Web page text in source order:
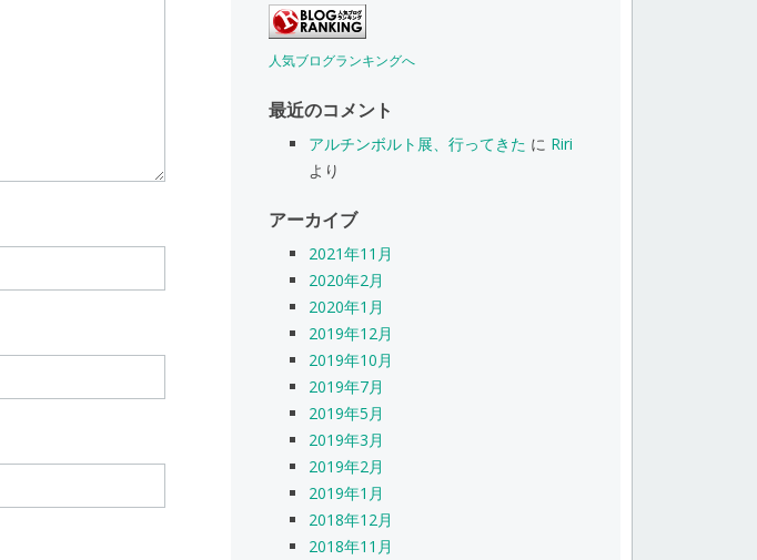
人気ブログランキングへ
最近のコメント
アルチンボルト展、行ってきた に Riri
より
アーカイブ
2021年11月
2020年2月
2020年1月
2019年12月
2019年10月
2019年7月
2019年5月
2019年3月
2019年2月
2019年1月
2018年12月
2018年11月